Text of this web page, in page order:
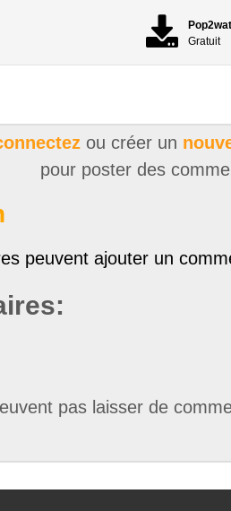
Gratuit
ou créer un
pour poster des
peuvent ajouter un
pas laisser de